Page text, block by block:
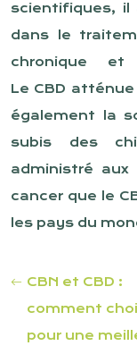
scientifiques, il
dans le
chronique
Le CBD
également la
subis des
administré
cancer que le
les pays du
CBN et CBD :
comment
pour une